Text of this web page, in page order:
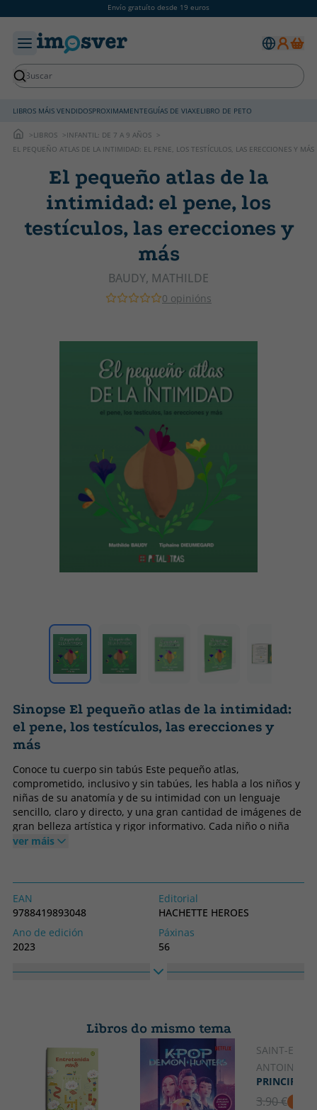
Envío gratuíto desde 19 euros
LIBROS MÁIS VENDIDOSPROXIMAMENTEGUÍAS DE VIAXELIBRO DE PETO
LIBROS
INFANTIL: DE 7 A 9 AÑOS
EL PEQUEÑO ATLAS DE LA INTIMIDAD: EL PENE, LOS TESTÍCULOS, LAS ERECCIONES Y MÁS
El pequeño atlas de la
intimidad: el pene, los
testículos, las erecciones y
más
BAUDY, MATHILDE
0 opinións
Sinopse El pequeño atlas de la intimidad:
el pene, los testículos, las erecciones y
más
Conoce tu cuerpo sin tabús Este pequeño atlas,
comprometido, inclusivo y sin tabúes, les habla a los niños y
niñas de su anatomía y de su intimidad con un lenguaje
sencillo, claro y directo, y una gran cantidad de imágenes de
gran belleza artística y rigor informativo. Cada niño o niña
podrá reconocerse en este libro sin importar su sexo, su
la concepción, el embarazo y el nacimiento de un nuevo ser
humano. El libro ha sido avalado con el sello de la cátedra de
Salud Sexual y Derechos Humanos de la Unesco. Para poner
en manos de todos los niños curiosos que sientan la
necesidad de saber. Petaletras: libre, inclusivo,
independiente.
ver máis
EAN
9788419893048
Editorial
HACHETTE HEROES
Ano de edición
2023
Páxinas
56
Idioma
Libros do mismo tema
SAINT-
ANTOINE DE
3.90 €